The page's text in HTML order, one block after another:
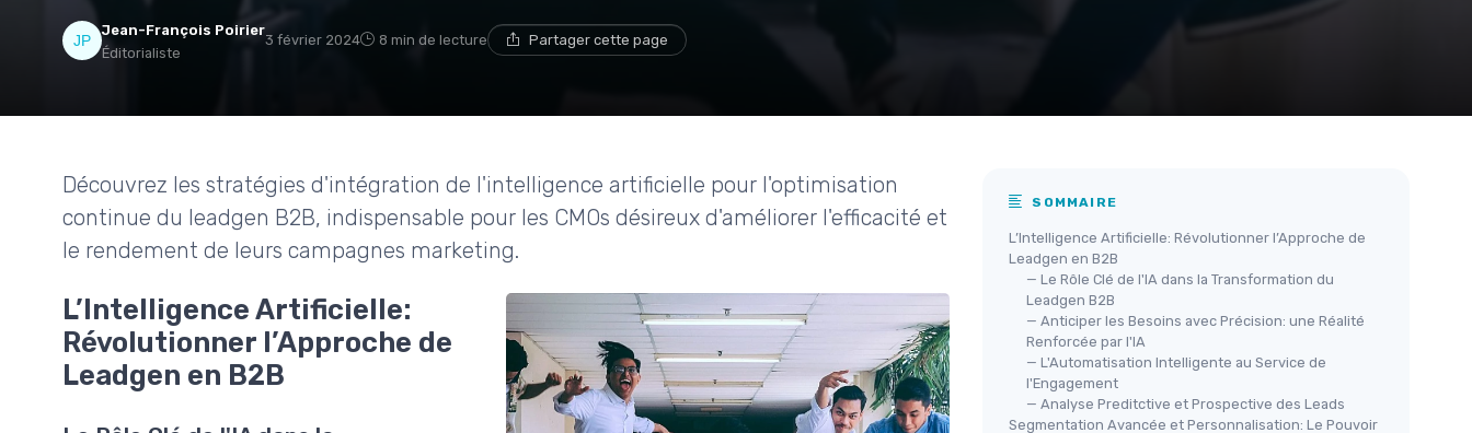
Jean-François Poirier
Éditorialiste
3 février 2024 8 min de lecture Partager cette page
Découvrez les stratégies d'intégration de l'intelligence artificielle pour l'optimisation
continue du leadgen B2B, indispensable pour les CMOs désireux d'améliorer l'efficacité et
le rendement de leurs campagnes marketing.
L’Intelligence Artificielle:
Révolutionner l’Approche de
Leadgen en B2B
SOMMAIRE
L’Intelligence Artificielle: Révolutionner l’Approche de
Leadgen en B2B
— Le Rôle Clé de l'IA dans la Transformation du
Leadgen B2B
— Anticiper les Besoins avec Précision: une Réalité
Renforcée par l'IA
— L'Automatisation Intelligente au Service de
l'Engagement
— Analyse Preditctive et Prospective des Leads
Segmentation Avancée et Personnalisation: Le Pouvoir